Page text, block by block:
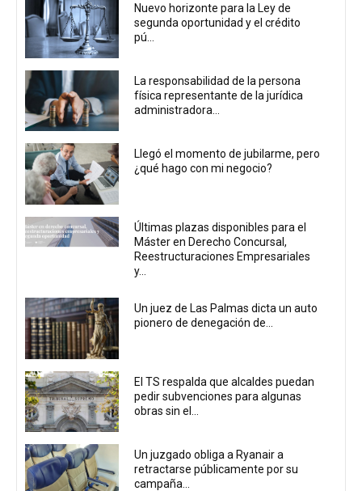
Nuevo horizonte para la Ley de
segunda oportunidad y el crédito
pú...
La responsabilidad de la persona
física representante de la jurídica
administradora...
Llegó el momento de jubilarme, pero
¿qué hago con mi negocio?
Últimas plazas disponibles para el
Máster en Derecho Concursal,
Reestructuraciones Empresariales
y...
Un juez de Las Palmas dicta un auto
pionero de denegación de...
El TS respalda que alcaldes puedan
pedir subvenciones para algunas
obras sin el...
Un juzgado obliga a Ryanair a
retractarse públicamente por su
campaña...